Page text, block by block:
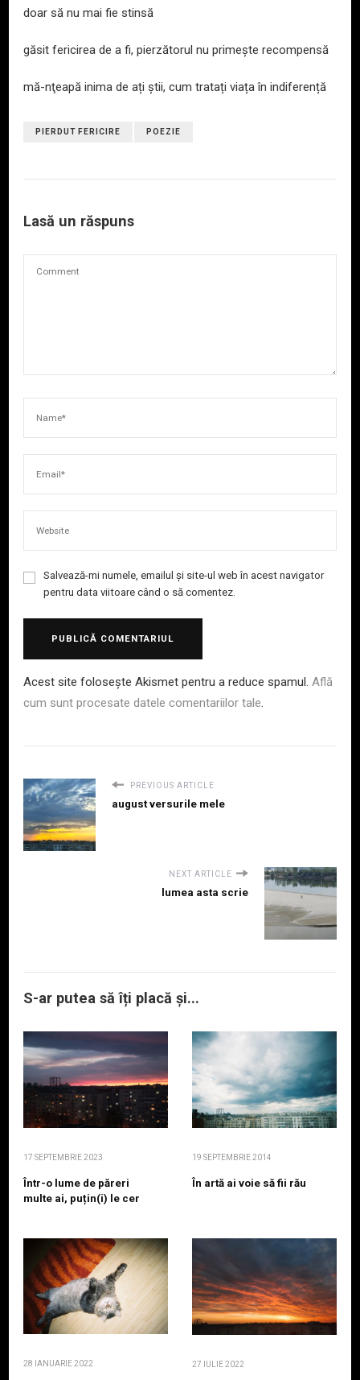
doar să nu mai fie stinsă
găsit fericirea de a fi, pierzătorul nu primește recompensă
mă-nţeapă inima de ați știi, cum tratați viața în indiferență
PIERDUT FERICIRE POEZIE
Lasă un răspuns
Salvează-mi numele, emailul și site-ul web în acest navigator
pentru data viitoare când o să comentez.
Acest site folosește Akismet pentru a reduce spamul. Află
cum sunt procesate datele comentariilor tale
PREVIOUS ARTICLE
august versurile mele
NEXT ARTICLE
lumea asta scrie
S-ar putea să îți placă și...
17 SEPTEMBRIE 2023
Într-o lume de păreri
multe ai, puțin(i) le cer
19 SEPTEMBRIE 2014
În artă ai voie să fii rău
28 IANUARIE 2022 27 IULIE 2022